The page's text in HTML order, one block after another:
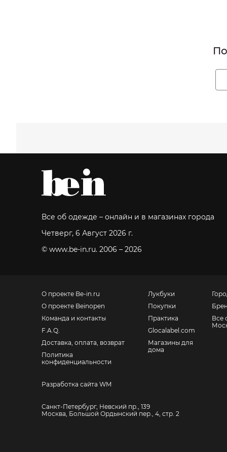
Все об одежде – онлайн и в магазинах города
Четверг, 6 Август 2026 г.
© www.be-in.ru. 2006 – 2026
О проекте Be-in.ru
О проекте Beinopen
Команда и контакты
F.A.Q.
Доставка, оплата, возврат
Политика
конфиденциальности
Лукбуки
Покупки
Практика
Glocalabel.com
Магазины для
дома
Все
Разработка сайта WM
Санкт-Петербург, Невский пр., 139
Москва, Большой Ордынский пер., 4, стр. 2